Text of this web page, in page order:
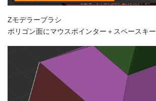
Zモデラーブラシ
ポリゴン面にマウスポインター＋スペースキー